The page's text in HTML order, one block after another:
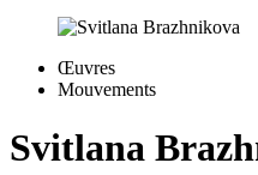
Œuvres
Mouvements
Svitlana